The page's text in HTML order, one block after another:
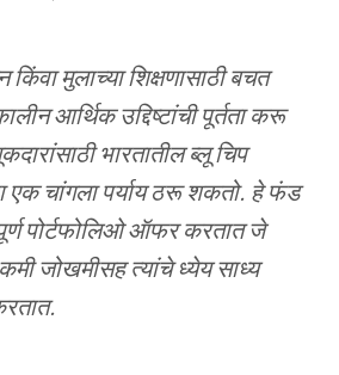
किंवा मुलाच्या शिक्षणासाठी बचत
आर्थिक उद्दिष्टांची पूर्तता करू
भारतातील ब्लू चिप
एक चांगला पर्याय ठरू शकतो. हे फंड
पोर्टफोलिओ ऑफर करतात जे
कमी जोखमीसह त्यांचे ध्येय साध्य
.